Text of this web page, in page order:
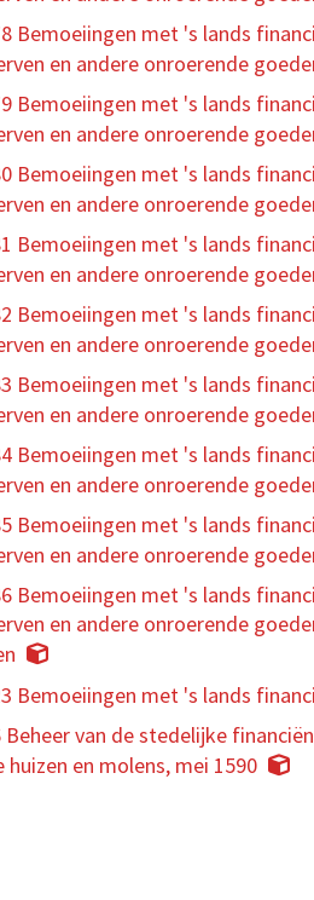
Bemoeiingen met 's lands
en andere onroerende
Bemoeiingen met 's lands
en andere onroerende
Bemoeiingen met 's lands
en andere onroerende
Bemoeiingen met 's lands
en andere onroerende
Bemoeiingen met 's lands
en andere onroerende
Bemoeiingen met 's lands
en andere onroerende
Bemoeiingen met 's lands
en andere onroerende
Bemoeiingen met 's lands
en andere onroerende
Bemoeiingen met 's lands
en andere onroerende
Bemoeiingen met 's lands
Beheer van de stedelijke
huizen en molens, mei 1590